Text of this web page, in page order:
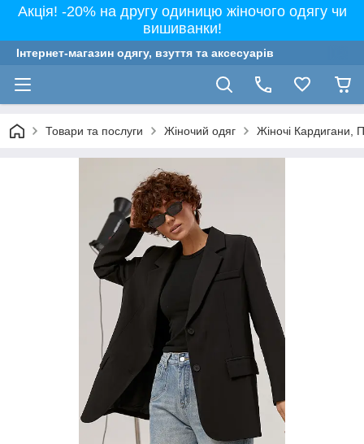
Акція! -20% на другу одиницю жіночого одягу чи
вишиванки!
Інтернет-магазин одягу, взуття та аксесуарів
Товари та послуги Жіночий одяг Жіночі Кардигани,